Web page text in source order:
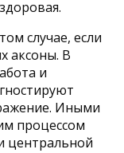
случае, если
аксоны. В
и
Иными
процессом
центральной